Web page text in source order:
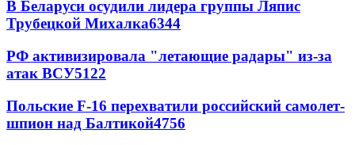
В Беларуси осудили лидера группы Ляпис
Трубецкой Михалка6344
РФ активизировала "летающие радары" из-за
атак ВСУ5122
Польские F-16 перехватили российский самолет-
шпион над Балтикой4756